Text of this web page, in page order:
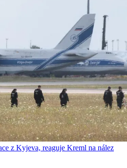
z Kyjeva, reaguje Kreml na nález